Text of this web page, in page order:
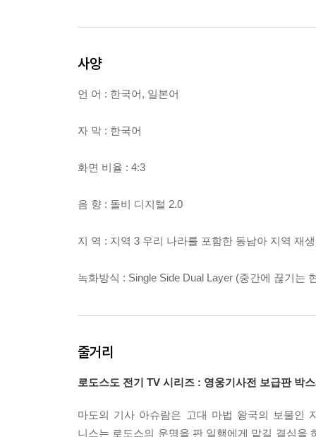
사양
언 어 : 한국어, 일본어
자 막 : 한국어
화면 비율 : 4:3
음 향 : 돌비 디지털 2.0
지 역 : 지역 3 우리 나라를 포함한 동남아 지역 재
녹화방식 : Single Side Dual Layer (중간에 끊기는
줄거리
로도스도 전기 TV 시리즈 : 영웅기사전 보급판 박
마도의 기사 아슈람은 고대 마법 왕국의 보물인
니스는 로도스의 운명을 판 일행에게 맡길 결심을